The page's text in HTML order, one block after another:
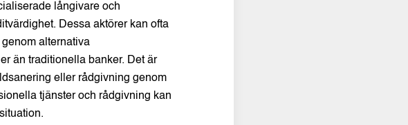
långivare och
Dessa aktörer kan ofta
alternativa
än traditionella banker. Det är
eller rådgivning genom
tjänster och rådgivning kan